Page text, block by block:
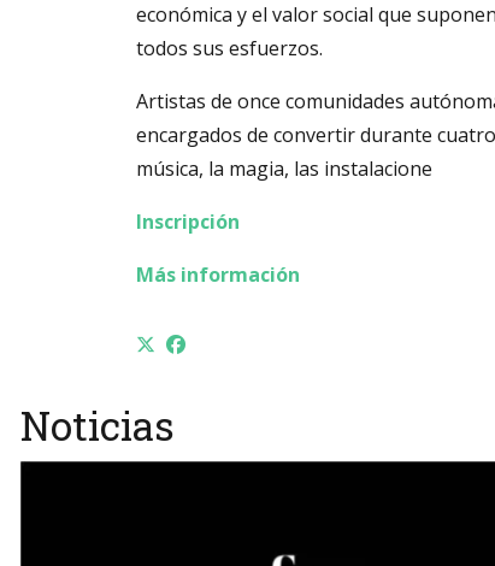
económica y el valor social que
todos sus esfuerzos.
Artistas de once comunidades
encargados de convertir durante
música, la magia, las instalacione
Inscripción
Más información
Noticias